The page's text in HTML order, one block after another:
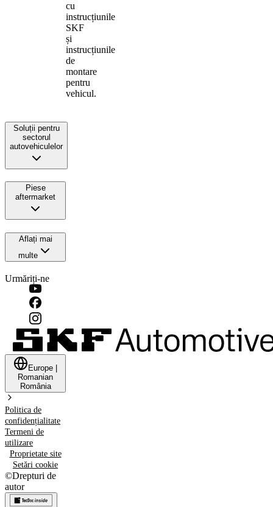
cu
instrucțiunile
SKF
și
instrucțiunile
de
montare
pentru
vehicul.
Soluții pentru
sectorul
autovehiculelor
Piese
aftermarket
Aflați mai
multe
Urmăriți-ne
Europe
Romanian
România
Politica de
confidențialitate
Termeni de
utilizare
Proprietate site
Setări cookie
©Drepturi de
autor